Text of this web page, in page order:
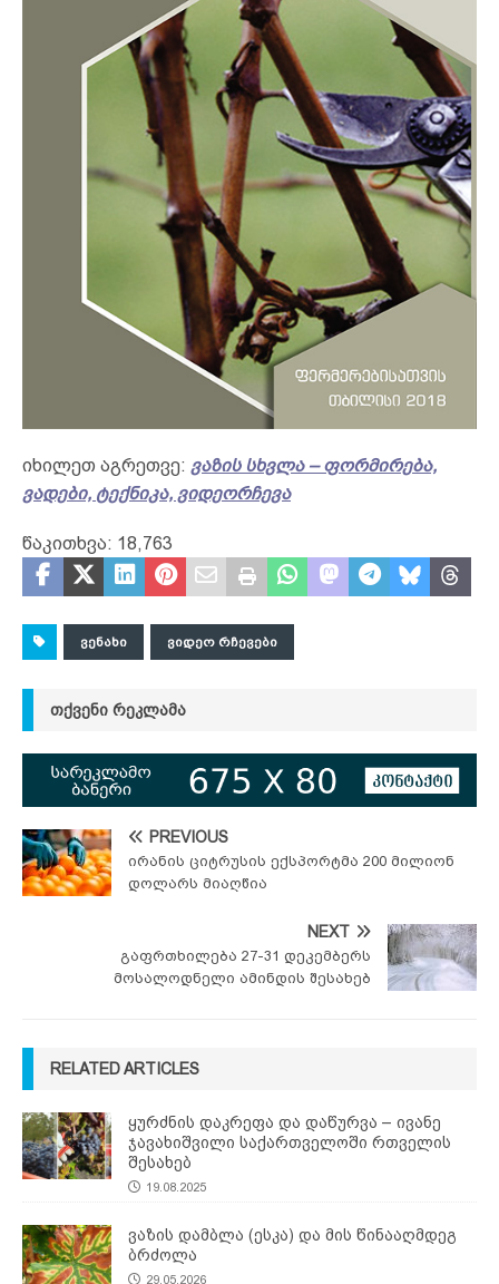
იხილეთ აგრეთვე: ვაზის სხვლა – ფორმირება,
ვადები, ტექნიკა, ვიდეორჩევა
წაკითხვა: 18,763
ᲕᲔᲜᲐᲮᲘ ᲕᲘᲓᲔᲝ ᲠᲩᲔᲕᲔᲑᲘ
ᲗᲥᲕᲔᲜᲘ ᲠᲔᲙᲚᲐᲛᲐ
PREVIOUS
ირანის ციტრუსის ექსპორტმა 200 მილიონ
დოლარს მიაღწია
NEXT
გაფრთხილება 27-31 დეკემბერს
მოსალოდნელი ამინდის შესახებ
RELATED ARTICLES
ყურძნის დაკრეფა და დაწურვა – ივანე
ჯავახიშვილი საქართველოში რთველის
შესახებ
19.08.2025
ვაზის დამბლა (ესკა) და მის წინააღმდეგ
ბრძოლა
29.05.2026